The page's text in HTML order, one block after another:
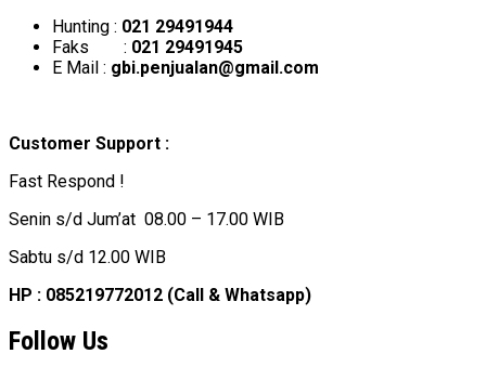
Hunting : 021 29491944
Faks : 021 29491945
E Mail : gbi.penjualan@gmail.com
Customer Support :
Fast Respond !
Senin s/d Jum’at 08.00 – 17.00 WIB
Sabtu s/d 12.00 WIB
HP : 085219772012 (Call & Whatsapp)
Follow Us